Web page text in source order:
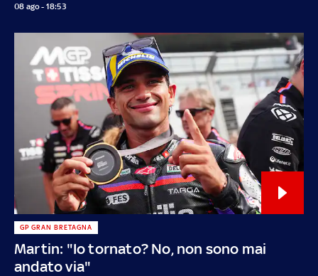
08 ago - 18:53
Martin: "Io tornato? No, non sono mai
andato via"
GP GRAN BRETAGNA